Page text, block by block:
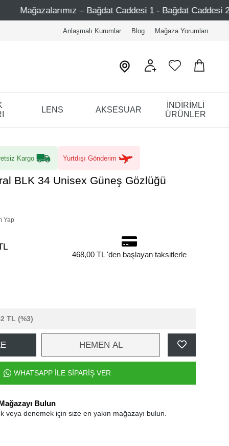
– Bağdat Caddesi 1 - Bağdat Caddesi 2 - Nişantaşı –
Anlaşmalı Kurumlar Blog Mağaza Yorumları
LENS AKSESUAR
İNDİRİMLİ
ÜRÜNLER
Kargo Yurtdışı Gönderim
BLK 34 Unisex Güneş Gözlüğü
Yap
468,00 TL 'den başlayan taksitlerle
TL (%3)
HEMEN AL
WHATSAPP İLE SİPARİŞ VER
Bulun
veya denemek için size en yakın mağazayı bulun.